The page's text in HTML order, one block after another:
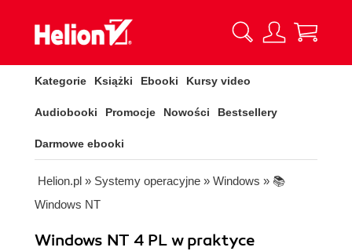
Kategorie Książki Ebooki Kursy video
Audiobooki Promocje Nowości Bestsellery
Darmowe ebooki
Helion.pl » Systemy operacyjne » Windows » 📚
Windows NT
Windows NT 4 PL w praktyce